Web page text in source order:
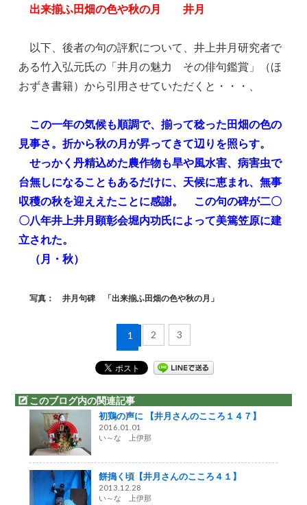
出来揃ふ田畑の色や秋の月 井月
以下、後者の句の評釈について、井上井月研究者で
ある竹入弘元氏の「井月の魅力 その俳句鑑賞」（ほ
おずき書籍）から引用させていただくと・・・、
この一年の気候も順調で、揃って稔った田畑の色の
見事さ。折から秋の月が昇ってきて辺りを照らす。
せっかく丹精込めた農作物も旱や風水害、病害虫で
台無しになることもあるだけに、天候に恵まれ、無事
収穫の秋を迎ええたことに感謝。 この句の碑が二〇
〇八年井上井月顕彰会堀内功氏によって美篶笠原に建
立された。
（月・秋）
写真： 井月句碑 「出来揃ふ田畑の色や秋の月」
1 2 3
このブログ内の関連記事
初鶏の声に 【井月さんのこころ１４７】
2016.01.01
い～な 上伊那
餅搗く頃【井月さんのこころ４１】
2013.12.28
い～な 上伊那